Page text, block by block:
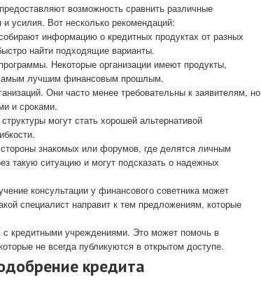
возможность сравнить различные
усилия. Вот несколько рекомендаций:
информацию о кредитных продуктах от разных
найти подходящие варианты.
Некоторые организации имеют продукты,
лучшим финансовым прошлым.
Они часто менее требовательны к заявителям, но
и сроками.
могут стать хорошей альтернативой
знакомых или форумов, где делятся личным
такую ситуацию и могут подсказать о надежных
консультации у финансового советника может
специалист направит к тем предложениям, которые
с кредитными учреждениями. Это может помочь в
не всегда публикуются в открытом доступе.
кредита